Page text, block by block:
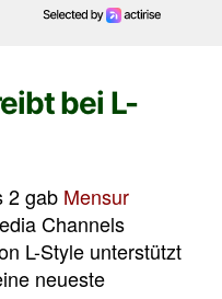
bei L-
2 gab Mensur
Channels
L-Style unterstützt
neueste